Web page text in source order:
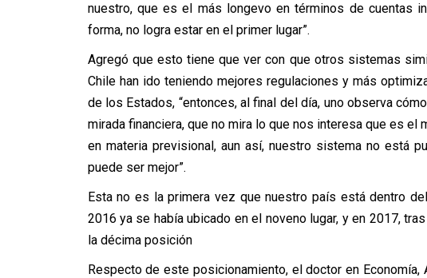
nuestro, que es el más longevo en términos de cuentas
forma, no logra estar en el primer lugar”.
Agregó que esto tiene que ver con que otros sistemas
Chile han ido teniendo mejores regulaciones y más
de los Estados, “entonces, al final del día, uno observa
mirada financiera, que no mira lo que nos interesa que es el
en materia previsional, aun así, nuestro sistema no está
puede ser mejor”.
Esta no es la primera vez que nuestro país está dentro
2016 ya se había ubicado en el noveno lugar, y en 2017,
la décima posición
Respecto de este posicionamiento, el doctor en